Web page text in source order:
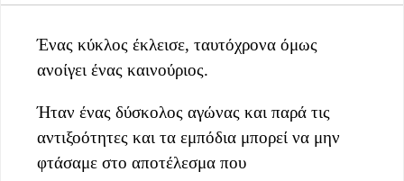
Ένας κύκλος έκλεισε, ταυτόχρονα όμως
ανοίγει ένας καινούριος.
Ήταν ένας δύσκολος αγώνας και παρά τις
αντιξοότητες και τα εμπόδια μπορεί να μην
φτάσαμε στο αποτέλεσμα που